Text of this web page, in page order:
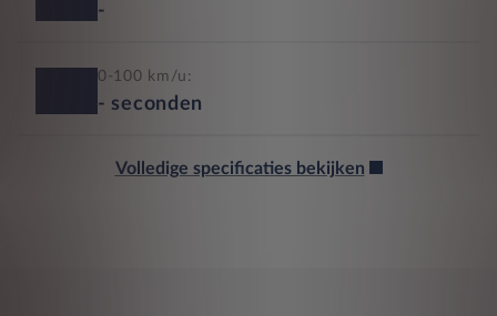
-
0-100 km/u:
- seconden
Volledige specificaties bekijken